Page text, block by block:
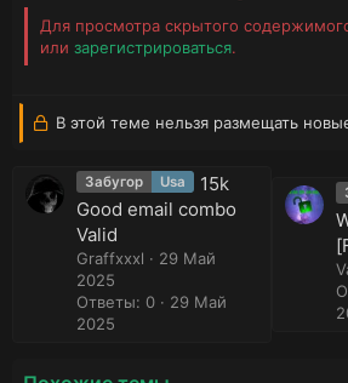
Для просмотра скрытого
или зарегистрироваться.
В этой теме нельзя размещать
Забугор Usa
15k
Good email combo
Valid
Graffxxxl
29 Май
2025
Ответы: 0
29 Май
2025